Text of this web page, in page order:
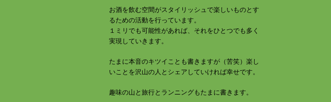
お酒を飲む空間がスタイリッシュで楽しいものとす
るための活動を行っています。
１ミリでも可能性があれば、それをひとつでも多く
実現していきます。
たまに本音のキツイことも書きますが（苦笑）楽し
いことを沢山の人とシェアしていければ幸せです。
趣味の山と旅行とランニングもたまに書きます。